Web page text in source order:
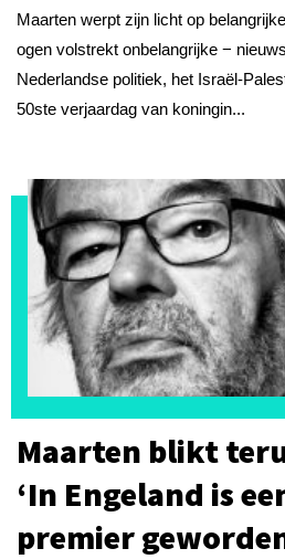
Maarten werpt zijn licht op
ogen volstrekt onbelangrijke −
Nederlandse politiek, het Israël-
50ste verjaardag van koningin...
Maarten blikt
‘In Engeland is
premier